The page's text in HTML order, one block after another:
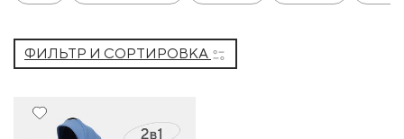
ФИЛЬТР И СОРТИРОВКА
15%